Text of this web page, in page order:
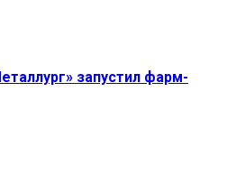
запустил фарм-